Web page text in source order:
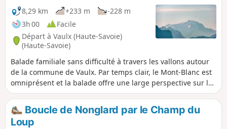
8,29 km
+233 m
-228 m
3h 00
Facile
Départ à Vaulx (Haute-Savoie)
(Haute-Savoie)
Balade familiale sans difficulté à travers les vallons autour
de la commune de Vaulx. Par temps clair, le Mont-Blanc est
omniprésent et la balade offre une large perspective sur la
plupart des massifs Savoyards (Bornes, Aravis, Bauges)
ainsi que sur le Sud du Jura (massif du Colombier) et plus
au Sud vers la Chartreuse et la chaine de Belledonne.
Boucle de Nonglard par le Champ du
Loup